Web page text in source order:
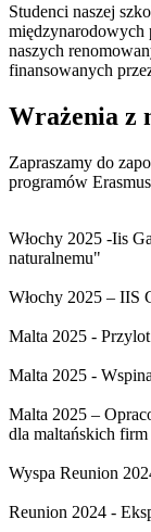
Studenci naszej
międzynarodowych
naszych
finansowanych
Wrażenia z
Zapraszamy do
programów
Włochy 2025 -Iis
naturalnemu"
Włochy 2025 – IIS
Malta 2025 -
Malta 2025 -
Malta 2025 –
dla maltańskich firm
Wyspa Reunion
Reunion 2024 -